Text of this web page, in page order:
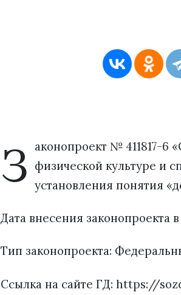
З аконопроект № 411817-6
физической культуре и
установления понятия
Дата внесения законопроекта в
Тип законопроекта:
Ссылка на сайте ГД: https://